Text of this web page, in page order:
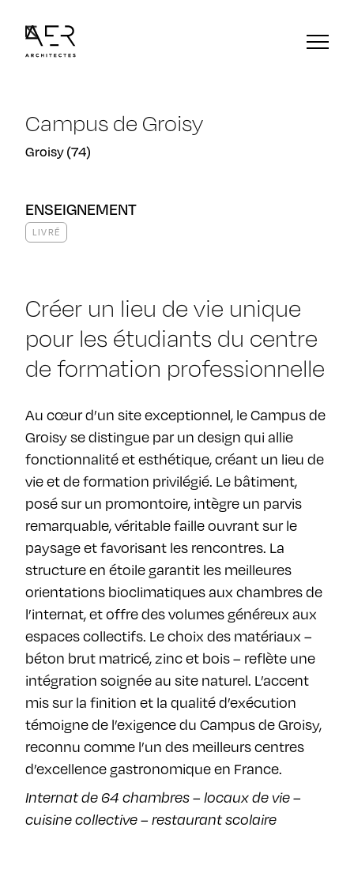
Campus de Groisy
Groisy (74)
ENSEIGNEMENT
LIVRÉ
Créer un lieu de vie unique
pour les étudiants du centre
de formation professionnelle
Au cœur d’un site exceptionnel, le Campus de
Groisy se distingue par un design qui allie
fonctionnalité et esthétique, créant un lieu de
vie et de formation privilégié. Le bâtiment,
posé sur un promontoire, intègre un parvis
remarquable, véritable faille ouvrant sur le
paysage et favorisant les rencontres. La
structure en étoile garantit les meilleures
orientations bioclimatiques aux chambres de
l’internat, et offre des volumes généreux aux
espaces collectifs. Le choix des matériaux –
béton brut matricé, zinc et bois – reflète une
intégration soignée au site naturel. L’accent
mis sur la finition et la qualité d’exécution
témoigne de l’exigence du Campus de Groisy,
reconnu comme l’un des meilleurs centres
d’excellence gastronomique en France.
Internat de 64 chambres – locaux de vie –
cuisine collective – restaurant scolaire